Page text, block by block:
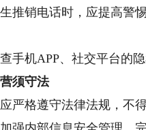
销电话时，应提高警惕
机APP、社交平台的隐
须守法
格遵守法律法规，不得